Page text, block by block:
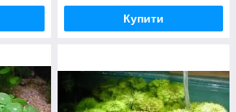
Купити